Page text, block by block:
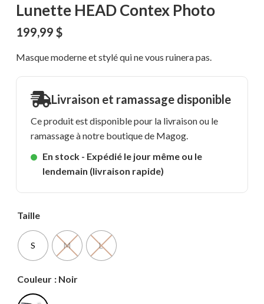
Lunette HEAD Contex Photo
199,99 $
Masque moderne et stylé qui ne vous ruinera pas.
Livraison et ramassage disponible
Ce produit est disponible pour la livraison ou le
ramassage à notre boutique de Magog.
En stock - Expédié le jour même ou le
lendemain (livraison rapide)
Taille
S M L
Couleur : Noir